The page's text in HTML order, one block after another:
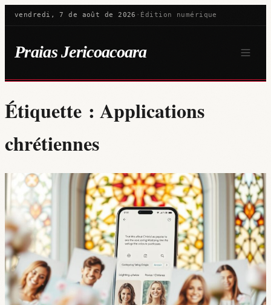
vendredi, 7 de août de 2026 · Édition numérique
Praias Jericoacoara
Étiquette : Applications
chrétiennes